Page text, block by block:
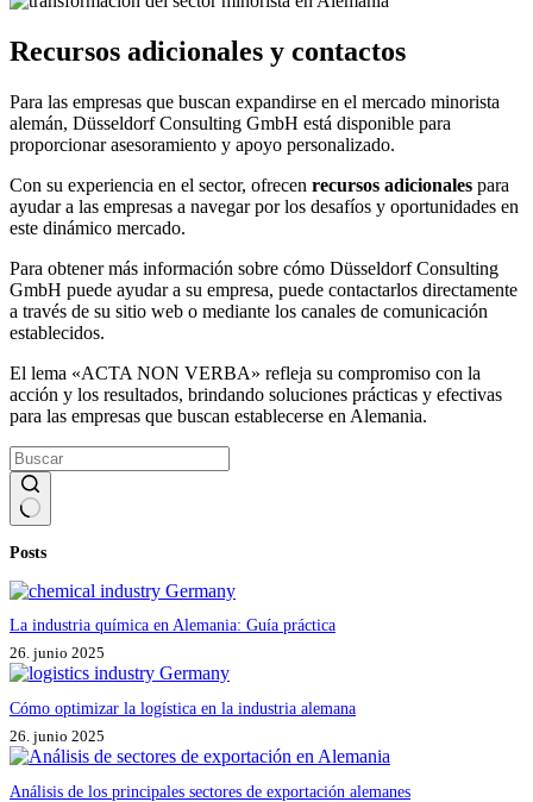
Recursos adicionales y contactos
Para las empresas que buscan expandirse en el mercado minorista
alemán, Düsseldorf Consulting GmbH está disponible para
proporcionar asesoramiento y apoyo personalizado.
Con su experiencia en el sector, ofrecen recursos adicionales para
ayudar a las empresas a navegar por los desafíos y oportunidades en
este dinámico mercado.
Para obtener más información sobre cómo Düsseldorf Consulting
GmbH puede ayudar a su empresa, puede contactarlos directamente
a través de su sitio web o mediante los canales de comunicación
establecidos.
El lema «ACTA NON VERBA» refleja su compromiso con la
acción y los resultados, brindando soluciones prácticas y efectivas
para las empresas que buscan establecerse en Alemania.
resultados
Posts
La industria química en Alemania: Guía práctica
26. junio 2025
Cómo optimizar la logística en la industria alemana
26. junio 2025
Análisis de los principales sectores de exportación alemanes